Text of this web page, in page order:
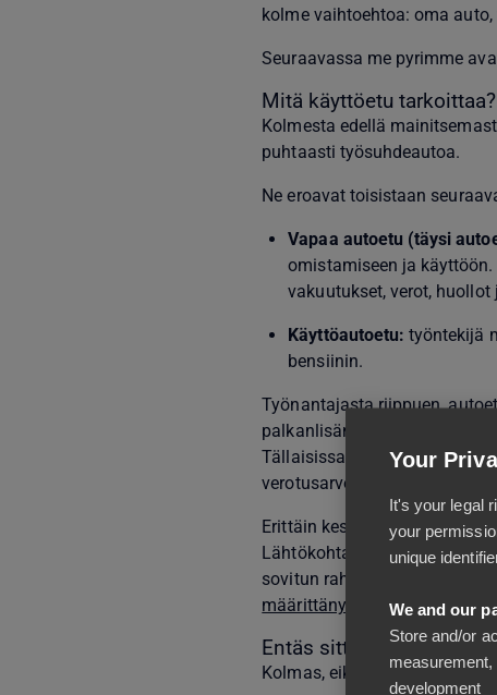
kolme vaihtoehtoa: oma
Seuraavassa me pyrimme
Mitä käyttöetu tarkoittaa?
Kolmesta edellä
puhtaasti työsuhdeautoa.
Ne eroavat toisistaan
Vapaa autoetu (täysi
omistamiseen ja
vakuutukset, verot, huollot
Käyttöautoetu: työntekijä
bensiinin.
Työnantajasta riippuen,
palkanlisänä. On kuitenkin
Tällaisissa tilanteissa
verotusarvon verran, mutta
Erittäin keskeinen seikka
Lähtökohtaisesti ainoa
sovitun rahapalkan päälle.
määrittänyt laskentakaavat
Entäs sitten se oma
Kolmas, eikä suinkaan se
Your
It's your legal
your
unique
We and our
Store and/or
development